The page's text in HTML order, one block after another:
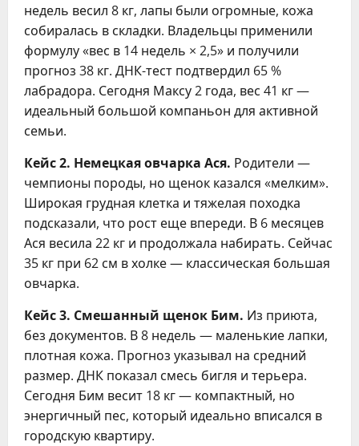
недель весил 8 кг, лапы были огромные, кожа
собиралась в складки. Владельцы применили
формулу «вес в 14 недель × 2,5» и получили
прогноз 38 кг. ДНК-тест подтвердил 65 %
лабрадора. Сегодня Максу 2 года, вес 41 кг —
идеальный большой компаньон для активной
семьи.
Кейс 2. Немецкая овчарка Ася. Родители —
чемпионы породы, но щенок казался «мелким».
Широкая грудная клетка и тяжелая походка
подсказали, что рост еще впереди. В 6 месяцев
Ася весила 22 кг и продолжала набирать. Сейчас
35 кг при 62 см в холке — классическая большая
овчарка.
Кейс 3. Смешанный щенок Бим. Из приюта,
без документов. В 8 недель — маленькие лапки,
плотная кожа. Прогноз указывал на средний
размер. ДНК показал смесь бигля и терьера.
Сегодня Бим весит 18 кг — компактный, но
энергичный пес, который идеально вписался в
городскую квартиру.